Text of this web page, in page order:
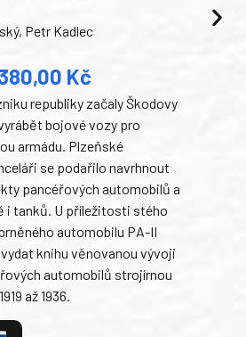
Petr Kadlec
Kč
republiky začaly Škodovy
bojové vozy pro
armádu. Plzeňské
se podařilo navrhnout
pancéřových automobilů a
i tanků. U příležitosti stého
automobilu PA-II
knihu věnovanou vývoji
automobilů strojírnou
až 1936.